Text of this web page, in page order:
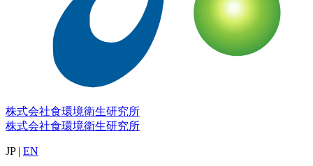
株式会社食環境衛生研究所
株式会社食環境衛生研究所
JP| EN